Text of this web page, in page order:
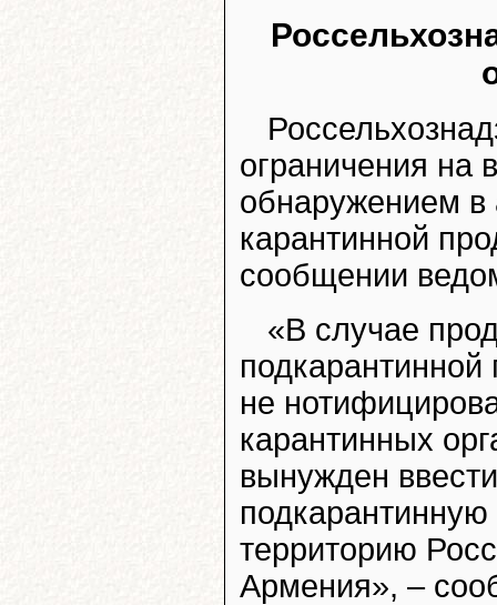
ограничения на
обнаружением в
карантинной
сообщении
«В случае
не
карантинных
вынужден
территорию
Армения», –